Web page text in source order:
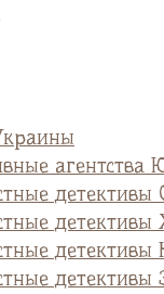
агентства
детективы
детективы
детективы
детективы